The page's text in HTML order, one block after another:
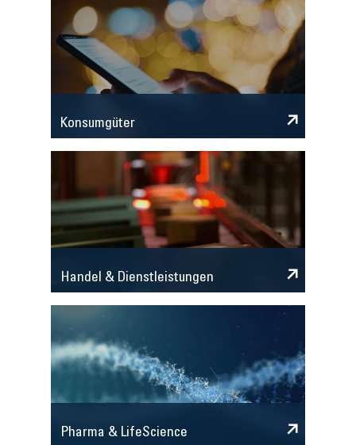
Konsumgüter
Handel & Dienstleistungen
Pharma & LifeScience